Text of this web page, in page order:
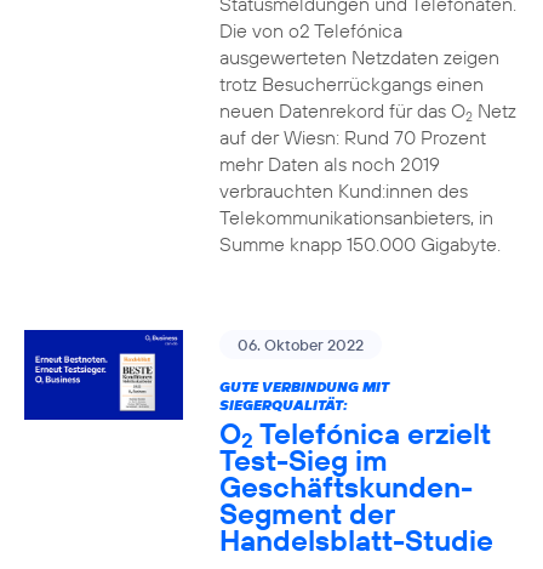
Die von o2 Telefónica
ausgewerteten Netzdaten zeigen
trotz Besucherrückgangs einen
neuen Datenrekord für das O2Netz
auf der Wiesn: Rund 70 Prozent
mehr Daten als noch 2019
verbrauchten Kund:innen des
Telekommunikationsanbieters, in
Summe knapp 150.000 Gigabyte.
06. Oktober 2022
GUTE VERBINDUNG MIT
SIEGERQUALITÄT:
O2 Telefónica erzielt
Test-Sieg im
Geschäftskunden-
Segment der
Handelsblatt-Studie